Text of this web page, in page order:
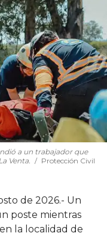
a un trabajador que
Venta.
Protección Civil
de 2026.- Un
poste mientras
la localidad de